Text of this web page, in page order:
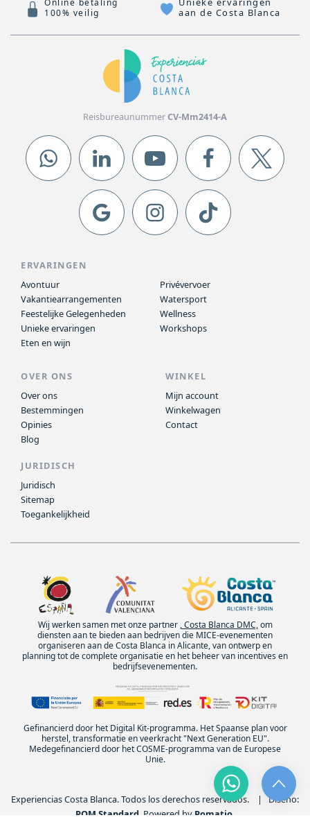
100% veilig
aan de Costa Blanca
ReisbureaunummerCV-Mm2414-A
ERVARINGEN
Avontuur
Vakantiearrangementen
Feestelijke Gelegenheden
Unieke ervaringen
Eten en wijn
Privévervoer
Watersport
Wellness
Workshops
OVER ONS
Over ons
Bestemmingen
Opinies
Blog
WINKEL
Mijn account
Winkelwagen
Contact
JURIDISCH
Juridisch
Sitemap
Toegankelijkheid
Wij werken samen met onze partner , Costa Blanca DMC,om
diensten aan te bieden aan bedrijven die MICE-evenementen
organiseren aan de Costa Blanca in Alicante, van ontwerp en
planning tot de complete organisatie en het beheer van incentives en
bedrijfsevenementen.
Gefinancierd door het Digital Kit-programma. Het Spaanse plan voor
herstel, transformatie en veerkracht "Next Generation EU".
Medegefinancierd door het COSME-programma van de Europese
Unie.
Experiencias Costa Blanca. Todos los derechos reservados. | Diseño:
POM Standard . Powered by Pomatio